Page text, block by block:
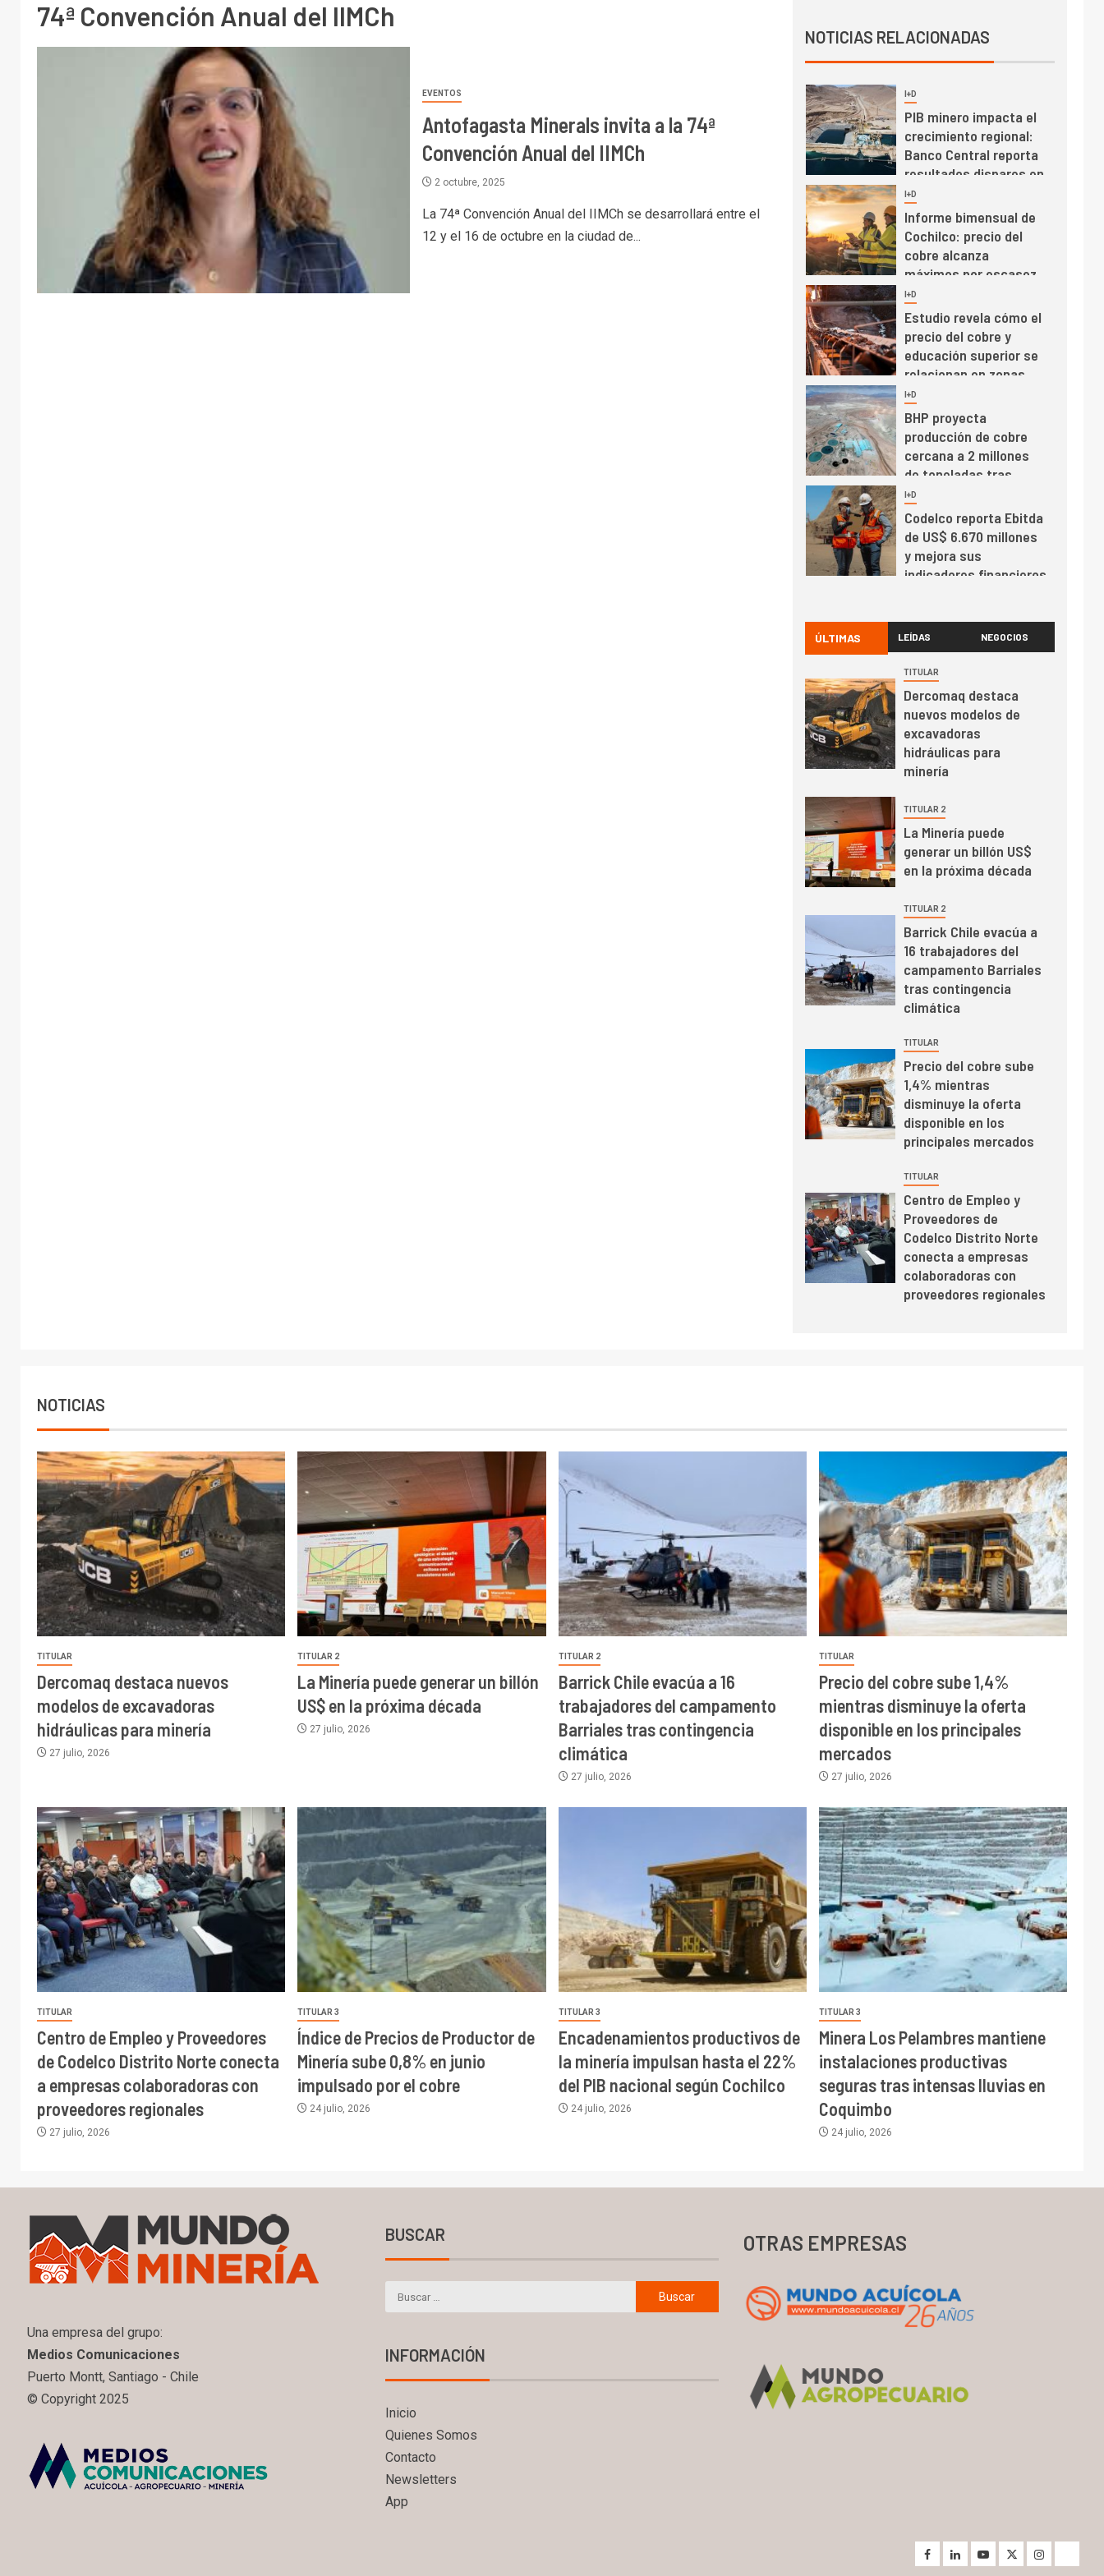
74ª Convención Anual del IIMCh
EVENTOS
Antofagasta Minerals invita a la 74ª
Convención Anual del IIMCh
2 octubre, 2025
La 74ª Convención Anual del IIMCh se desarrollará entre el
12 y el 16 de octubre en la ciudad de...
NOTICIAS RELACIONADAS
mayo de 2026 cae
10,6%
3 I+D
PIB minero impacta el
crecimiento regional:
Banco Central reporta
resultados dispares en
el primer trimestre
4 I+D
Informe bimensual de
Cochilco: precio del
cobre alcanza
máximos por escasez
de concentrados
5 I+D
Estudio revela cómo el
precio del cobre y
educación superior se
relacionan en zonas
mineras
6 I+D
BHP proyecta
producción de cobre
cercana a 2 millones
de toneladas tras
récord en Escondida
I+D
Codelco reporta Ebitda
de US$ 6.670 millones
y mejora sus
indicadores financieros
Codelco Ventanas
prueba camión 100%
eléctrico para
transportar cátodos al
Puerto de San Antonio
2 I+D
Producción minera en
mayo de 2026 cae
10,6%
3
PIB minero impacta el
crecimiento regional:
Banco Central reporta
resultados dispares en
Informe bimensual de
Cochilco: precio del
cobre alcanza
máximos por escasez
de concentrados
5 I+D
Estudio revela cómo el
precio del cobre y
educación superior se
relacionan en zonas
mineras
6
BHP proyecta
producción de cobre
de toneladas tras
récord en Escondida
7 I+D
Codelco reporta Ebitda
de US$ 6.670 millones
y mejora sus
indicadores financieros
ÚLTIMAS LEÍDAS NEGOCIOS
TITULAR
Dercomaq destaca
nuevos modelos de
excavadoras
hidráulicas para
minería
TITULAR 2
La Minería puede
generar un billón US$
en la próxima década
TITULAR 2
Barrick Chile evacúa a
16 trabajadores del
campamento Barriales
tras contingencia
climática
TITULAR
Precio del cobre sube
1,4% mientras
disminuye la oferta
disponible en los
principales mercados
TITULAR
Centro de Empleo y
Proveedores de
Codelco Distrito Norte
conecta a empresas
colaboradoras con
proveedores regionales
NOTICIAS
TITULAR
Dercomaq destaca nuevos
modelos de excavadoras
hidráulicas para minería
27 julio, 2026
TITULAR 2
La Minería puede generar un billón
US$ en la próxima década
27 julio, 2026
TITULAR 2
Barrick Chile evacúa a 16
trabajadores del campamento
Barriales tras contingencia
climática
27 julio, 2026
TITULAR
Precio del cobre sube 1,4%
mientras disminuye la oferta
disponible en los principales
mercados
27 julio, 2026
TITULAR
Centro de Empleo y Proveedores
de Codelco Distrito Norte conecta
a empresas colaboradoras con
proveedores regionales
27 julio, 2026
TITULAR 3
Índice de Precios de Productor de
Minería sube 0,8% en junio
impulsado por el cobre
24 julio, 2026
TITULAR 3
Encadenamientos productivos de
la minería impulsan hasta el 22%
del PIB nacional según Cochilco
24 julio, 2026
TITULAR 3
Minera Los Pelambres mantiene
instalaciones productivas
seguras tras intensas lluvias en
Coquimbo
24 julio, 2026
Una empresa del grupo:
Medios Comunicaciones
Puerto Montt, Santiago - Chile
© Copyright 2025
BUSCAR
INFORMACIÓN
Inicio
Quienes Somos
Contacto
Newsletters
App
OTRAS EMPRESAS